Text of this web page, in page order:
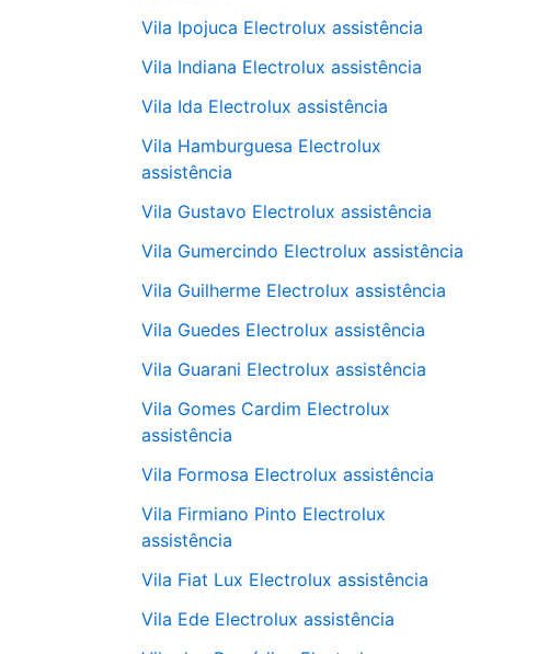
Vila Ipojuca Electrolux assistência
Vila Indiana Electrolux assistência
Vila Ida Electrolux assistência
Vila Hamburguesa Electrolux
assistência
Vila Gustavo Electrolux assistência
Vila Gumercindo Electrolux assistência
Vila Guilherme Electrolux assistência
Vila Guedes Electrolux assistência
Vila Guarani Electrolux assistência
Vila Gomes Cardim Electrolux
assistência
Vila Formosa Electrolux assistência
Vila Firmiano Pinto Electrolux
assistência
Vila Fiat Lux Electrolux assistência
Vila Ede Electrolux assistência